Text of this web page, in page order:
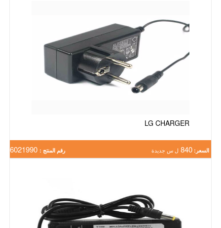
LG CHARGER
السعر: 840 ل س جديدة رقم المنتج :